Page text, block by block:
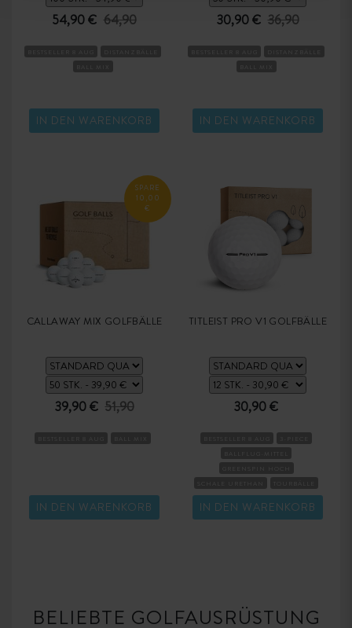
54,90 € 64,90
IN DEN WARENKORB
30,90 € 36,90
IN DEN WARENKORB
SPARE
10,00
€
CALLAWAY MIX GOLFBÄLLE
39,90 € 51,90
IN DEN WARENKORB
TITLEIST PRO V1 GOLFBÄLLE
30,90 €
IN DEN WARENKORB
BELIEBTE GOLFAUSRÜSTUNG